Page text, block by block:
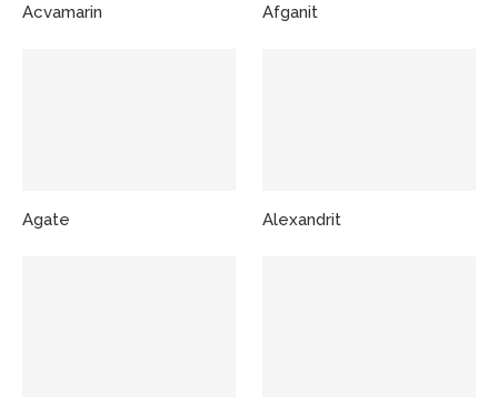
Acvamarin Afganit
Agate Alexandrit